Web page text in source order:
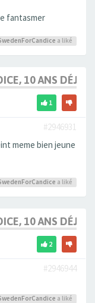
fantasmer
a liké
10 ANS DÉJÀ,
1
#2946931
meme bien jeune
a liké
10 ANS DÉJÀ,
2
#2946944
a liké